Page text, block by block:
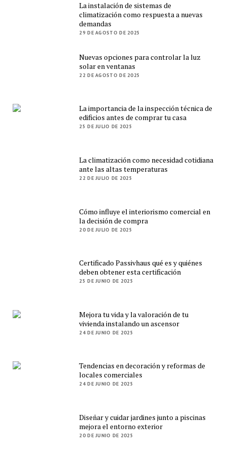
La instalación de sistemas de
climatización como respuesta a nuevas
demandas
29 DE AGOSTO DE 2025
Nuevas opciones para controlar la luz
solar en ventanas
22 DE AGOSTO DE 2025
La importancia de la inspección técnica de
edificios antes de comprar tu casa
25 DE JULIO DE 2025
La climatización como necesidad cotidiana
ante las altas temperaturas
22 DE JULIO DE 2025
Cómo influye el interiorismo comercial en
la decisión de compra
20 DE JULIO DE 2025
Certificado Passivhaus qué es y quiénes
deben obtener esta certificación
25 DE JUNIO DE 2025
Mejora tu vida y la valoración de tu
vivienda instalando un ascensor
24 DE JUNIO DE 2025
Tendencias en decoración y reformas de
locales comerciales
24 DE JUNIO DE 2025
Diseñar y cuidar jardines junto a piscinas
mejora el entorno exterior
20 DE JUNIO DE 2025